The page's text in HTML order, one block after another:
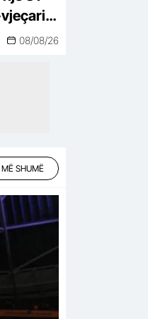
08/08/26
MË SHUMË